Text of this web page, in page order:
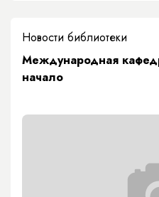
Новости библиотеки
Международная
начало